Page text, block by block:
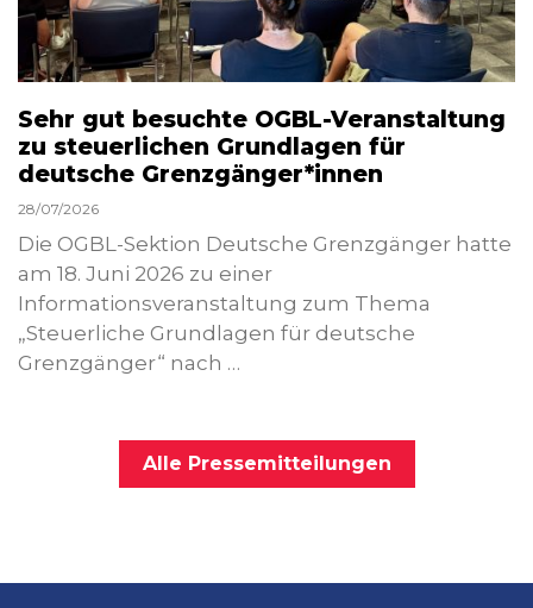
Sehr gut besuchte OGBL-Veranstaltung
zu steuerlichen Grundlagen für
deutsche Grenzgänger*innen
28/07/2026
Die OGBL-Sektion Deutsche Grenzgänger hatte
am 18. Juni 2026 zu einer
Informationsveranstaltung zum Thema
„Steuerliche Grundlagen für deutsche
Grenzgänger“ nach …
Alle Pressemitteilungen